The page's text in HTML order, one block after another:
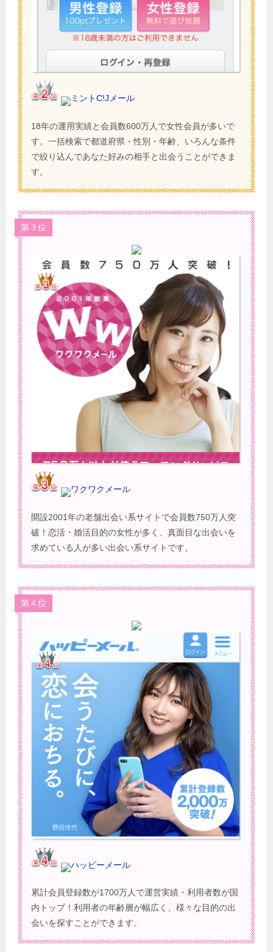
ミントC!Jメール
18年の運用実績と会員数600万人で女性会員が多いで
す。一括検索で都道府県・性別・年齢、いろんな条件
で絞り込んであなた好みの相手と出会うことができま
す。
第３位
ワクワクメール
開設2001年の老舗出会い系サイトで会員数750万人突
破！恋活・婚活目的の女性が多く、真面目な出会いを
求めている人が多い出会い系サイトです。
第４位
ハッピーメール
累計会員登録数が1700万人で運営実績・利用者数が国
内トップ！利用者の年齢層が幅広く、様々な目的の出
会いを探すことができます。